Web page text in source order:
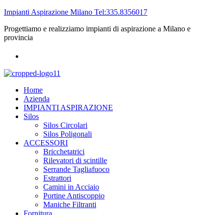
Impianti Aspirazione Milano Tel:335.8356017
Progettiamo e realizziamo impianti di aspirazione a Milano e
provincia
Home
Azienda
IMPIANTI ASPIRAZIONE
Silos
Silos Circolari
Silos Poligonali
ACCESSORI
Bricchetatrici
Rilevatori di scintille
Serrande Tagliafuoco
Estrattori
Camini in Acciaio
Portine Antiscoppio
Maniche Filtranti
Fornitura